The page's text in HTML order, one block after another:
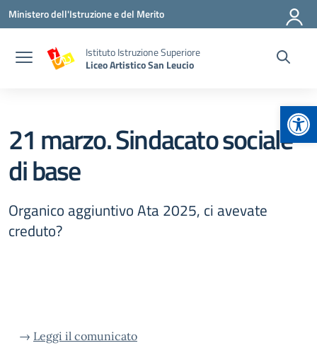
Vai ai contenuti
Vai al menu di navigazione
Vai al footer
Ministero dell'Istruzione e del Merito
Istituto Istruzione Superiore
Liceo Artistico San Leucio
21 marzo. Sindacato sociale
di base
Organico aggiuntivo Ata 2025, ci avevate
creduto?
→ Leggi il comunicato